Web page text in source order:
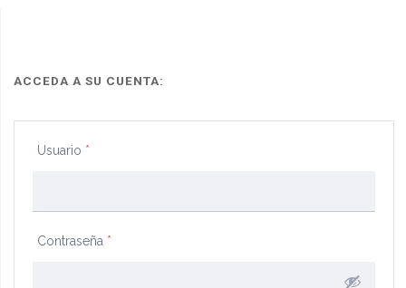
ACCEDA A SU CUENTA:
Usuario *
Contraseña *